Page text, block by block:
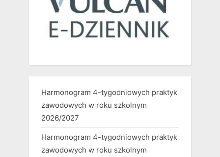
Harmonogram 4-tygodniowych praktyk
zawodowych w roku szkolnym
2026/2027
Harmonogram 4-tygodniowych praktyk
zawodowych w roku szkolnym